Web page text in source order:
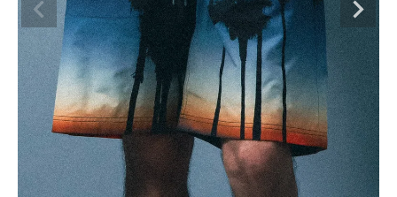
スタイリング
ニュース・特集
ランキング
お問い合わせ